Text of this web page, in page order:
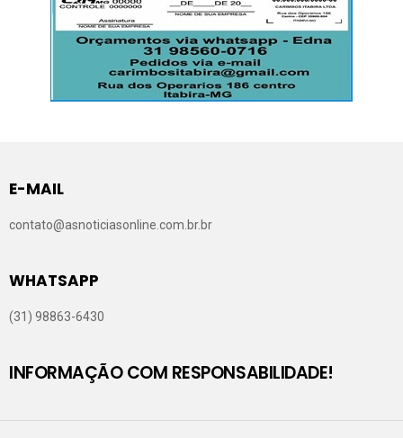
E-MAIL
contato@asnoticiasonline.com.br.br
WHATSAPP
(31) 98863-6430
INFORMAÇÃO COM RESPONSABILIDADE!